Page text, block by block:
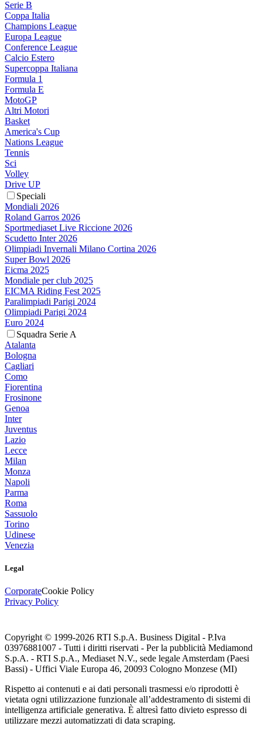
Serie B
Coppa Italia
Champions League
Europa League
Conference League
Calcio Estero
Supercoppa Italiana
Formula 1
Formula E
MotoGP
Altri Motori
Basket
America's Cup
Nations League
Tennis
Sci
Volley
Drive UP
Speciali
Mondiali 2026
Roland Garros 2026
Sportmediaset Live Riccione 2026
Scudetto Inter 2026
Olimpiadi Invernali Milano Cortina 2026
Super Bowl 2026
Eicma 2025
Mondiale per club 2025
EICMA Riding Fest 2025
Paralimpiadi Parigi 2024
Olimpiadi Parigi 2024
Euro 2024
Squadra Serie A
Atalanta
Bologna
Cagliari
Como
Fiorentina
Frosinone
Genoa
Inter
Juventus
Lazio
Lecce
Milan
Monza
Napoli
Parma
Roma
Sassuolo
Torino
Udinese
Venezia
Legal
CorporateCookie Policy
Privacy Policy
Copyright © 1999-2026 RTI S.p.A. Business Digital - P.Iva
03976881007 - Tutti i diritti riservati - Per la pubblicità Mediamond
S.p.A. - RTI S.p.A., Mediaset N.V., sede legale Amsterdam (Paesi
Bassi) - Uffici Viale Europa 46, 20093 Cologno Monzese (MI)
Rispetto ai contenuti e ai dati personali trasmessi e/o riprodotti è
vietata ogni utilizzazione funzionale all’addestramento di sistemi di
intelligenza artificiale generativa. È altresì fatto divieto espresso di
utilizzare mezzi automatizzati di data scraping.